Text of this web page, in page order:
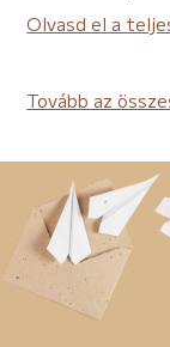
Olvasd el a
Tovább az